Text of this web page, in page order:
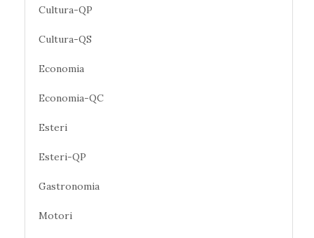
Cultura-QP
Cultura-QS
Economia
Economia-QC
Esteri
Esteri-QP
Gastronomia
Motori